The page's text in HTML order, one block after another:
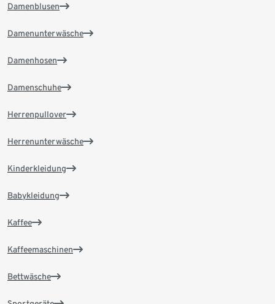
Damenblusen
Damenunterwäsche
Damenhosen
Damenschuhe
Herrenpullover
Herrenunterwäsche
Kinderkleidung
Babykleidung
Kaffee
Kaffeemaschinen
Bettwäsche